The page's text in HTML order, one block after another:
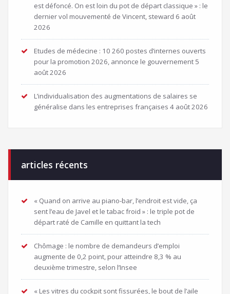
est défoncé. On est loin du pot de départ classique » : le
dernier vol mouvementé de Vincent, steward 6 août
2026
Etudes de médecine : 10 260 postes d’internes ouverts
pour la promotion 2026, annonce le gouvernement 5
août 2026
L’individualisation des augmentations de salaires se
généralise dans les entreprises françaises 4 août 2026
articles récents
« Quand on arrive au piano-bar, l’endroit est vide, ça
sent l’eau de Javel et le tabac froid » : le triple pot de
départ raté de Camille en quittant la tech
Chômage : le nombre de demandeurs d’emploi
augmente de 0,2 point, pour atteindre 8,3 % au
deuxième trimestre, selon l’Insee
« Les vitres du cockpit sont fissurées, le bout de l’aile